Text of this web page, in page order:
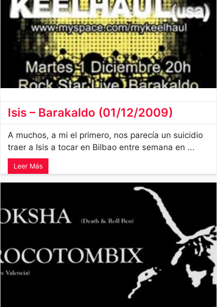
Isis – Barakaldo (01/12/2009)
A muchos, a mi el primero, nos parecía un suicidio
traer a Isis a tocar en Bilbao entre semana en ...
Leer Más